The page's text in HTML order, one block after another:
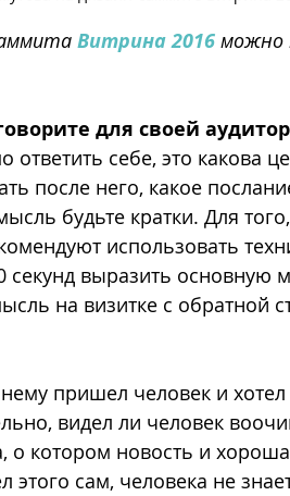
Витрина 2016 можно
для своей
себе, это какова
после него, какое
будьте кратки. Для
использовать
секунд выразить основную
на визитке с обратной
пришел человек и
видел ли человек
о котором новость и
этого сам, человека не